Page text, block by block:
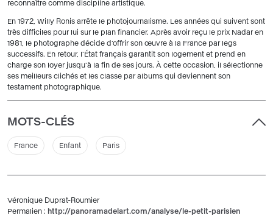
reconnaître comme discipline artistique.
En 1972, Willy Ronis arrête le photojournalisme. Les années qui suivent sont
très difficiles pour lui sur le plan financier. Après avoir reçu le prix Nadar en
1981, le photographe décide d'offrir son œuvre à la France par legs
successifs. En retour, l'État français garantit son logement et prend en
charge son loyer jusqu'à la fin de ses jours. À cette occasion, il sélectionne
ses meilleurs clichés et les classe par albums qui deviennent son
testament photographique.
MOTS-CLÉS
France Enfant Paris
Véronique Duprat-Roumier
Permalien : http://panoramadelart.com/analyse/le-petit-parisien